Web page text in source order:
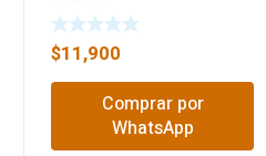
$11,900
Comprar por
WhatsApp